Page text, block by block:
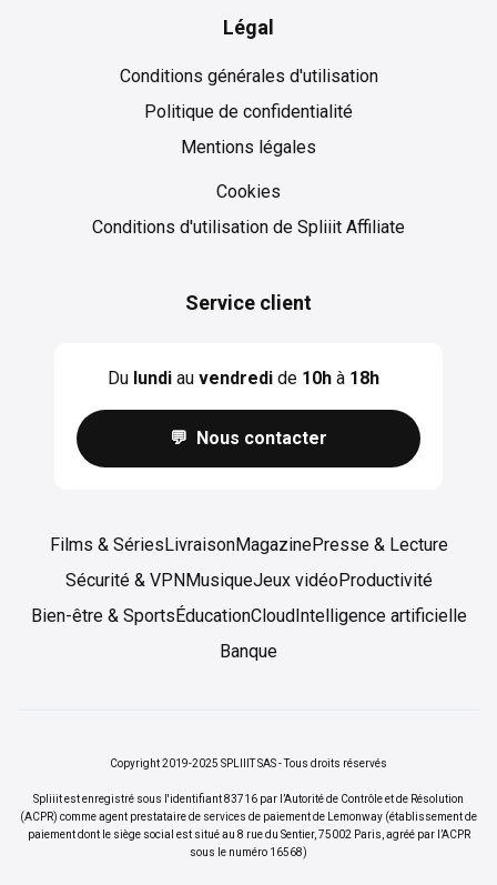
Légal
Conditions générales d'utilisation
Politique de confidentialité
Mentions légales
Cookies
Cookies
Conditions d'utilisation de Spliiit Affiliate
Service client
Du lundiau vendredide 10hà 18h
💬 Nous contacter
Films & Séries LivraisonMagazinePresse & Lecture
Sécurité & VPN MusiqueJeux vidéoProductivité
Bien-être & Sports ÉducationCloud Intelligence artificielle
Banque
Copyright 2019-2025 SPLIIIT SAS - Tous droits réservés
Spliiit est enregistré sous l'identifiant 83716 par l’Autorité de Contrôle et de Résolution
(ACPR) comme agent prestataire de services de paiement de Lemonway (établissement de
paiement dont le siège social est situé au 8 rue du Sentier, 75002 Paris, agréé par l’ACPR
sous le numéro 16568)